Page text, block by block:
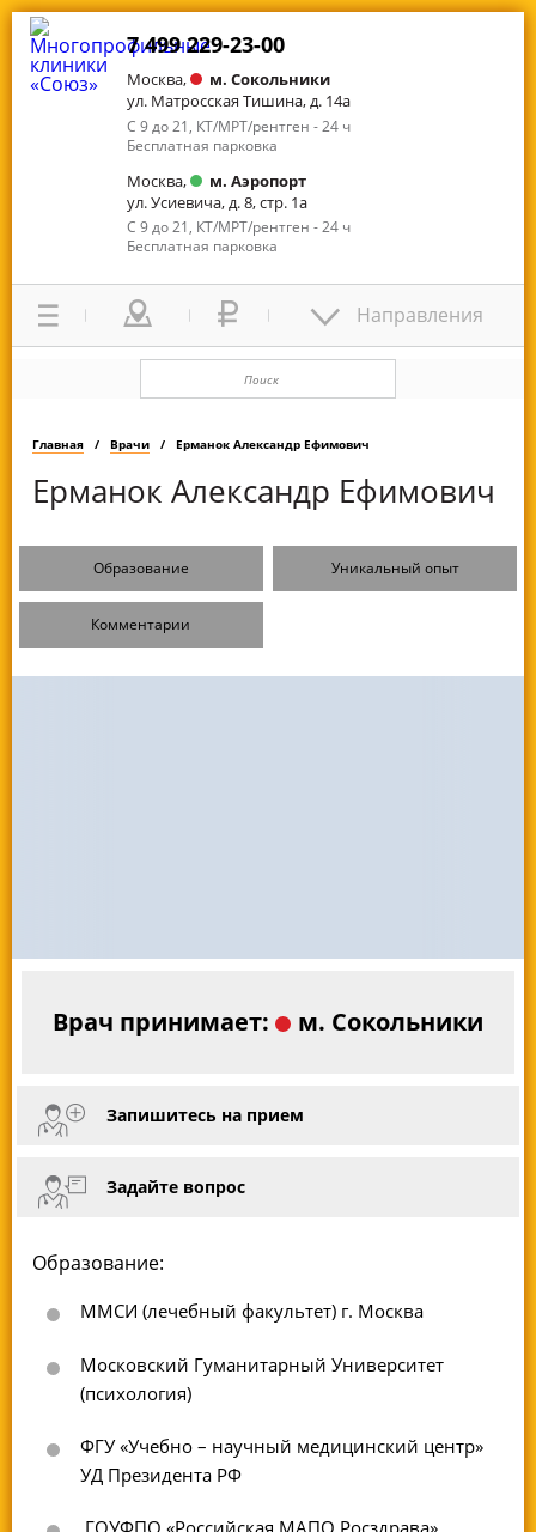
7 499 229-23-00
Москва,
м. Сокольники
ул. Матросская Тишина, д. 14а
С 9 до 21, КТ/МРТ/рентген - 24 ч
Бесплатная парковка
Москва,
м. Аэропорт
ул. Усиевича, д. 8, стр. 1а
С 9 до 21, КТ/МРТ/рентген - 24 ч
Бесплатная парковка
Направления
Главная Врачи Ерманок Александр Ефимович
Ерманок Александр Ефимович
Образование Уникальный опыт
Комментарии
Врач принимает: м. Сокольники
Запишитесь на прием
Задайте вопрос
Образование:
ММСИ (лечебный факультет) г. Москва
Московский Гуманитарный Университет
(психология)
ФГУ «Учебно – научный медицинский центр»
УД Президента РФ